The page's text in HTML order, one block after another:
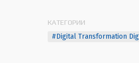
КАТЕГОРИИ
#Digital Transformation